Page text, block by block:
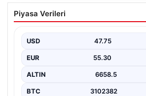
İstanbul TEM Otoyolu’nda
Zincirleme Kaza Trafiği
sabah saatlerinde trafik adeta durma
Edirne yönünde…
Piyasa Verileri
USD 47.75
EUR 55.30
ALTIN 6658.5
BTC 3102382